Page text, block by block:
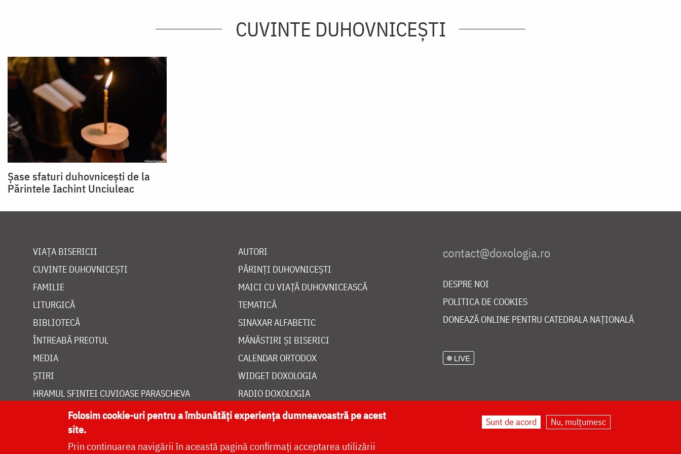
CUVINTE DUHOVNICEȘTI
Șase sfaturi duhovnicești de la
Părintele Iachint Unciuleac
VIAȚA BISERICII
CUVINTE DUHOVNICEȘTI
FAMILIE
LITURGICĂ
BIBLIOTECĂ
ÎNTREABĂ PREOTUL
MEDIA
ȘTIRI
HRAMUL SFINTEI CUVIOASE PARASCHEVA
AUTORI
PĂRINȚI DUHOVNICEȘTI
MAICI CU VIAȚĂ DUHOVNICEASCĂ
TEMATICĂ
SINAXAR ALFABETIC
MĂNĂSTIRI ȘI BISERICI
CALENDAR ORTODOX
WIDGET DOXOLOGIA
RADIO DOXOLOGIA
DESPRE NOI
POLITICA DE COOKIES
DONEAZĂ ONLINE PENTRU CATEDRALA NAȚIONALĂ
LIVE
Folosim cookie-uri pentru a îmbunătăți experiența dumneavoastră pe acest
site.
Prin continuarea navigării în această pagină confirmați acceptarea utilizării
Sunt de acord Nu, mulțumesc